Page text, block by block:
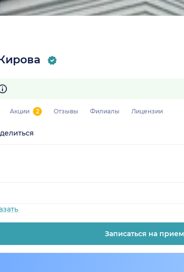
Акции 2 Отзывы Филиалы Лицензии
Записаться на прием